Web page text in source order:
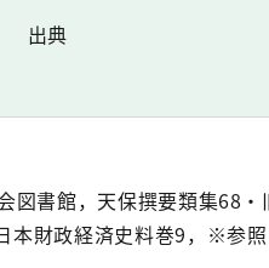
出典
図書館，天保撰要類集68
本財政経済史料巻9，※参